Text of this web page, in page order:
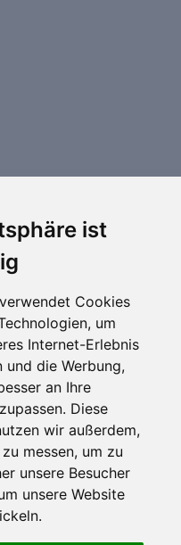
ist
Cookies
um
Internet-Erlebnis
und die Werbung,
an Ihre
Diese
wir außerdem,
messen, um zu
unsere Besucher
unsere Website